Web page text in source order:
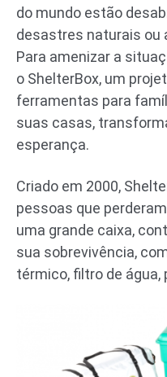
do mundo estão
desastres naturais ou
Para amenizar a
o ShelterBox, um
ferramentas para
suas casas,
esperança.
Criado em 2000,
pessoas que
uma grande caixa,
sua sobrevivência,
térmico, filtro de água,